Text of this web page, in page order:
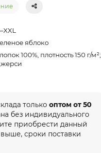
яблоко
100%, плотность 150 г/м²;
толькооптом от 50
без индивидуального
приобрести данный
сроки поставки